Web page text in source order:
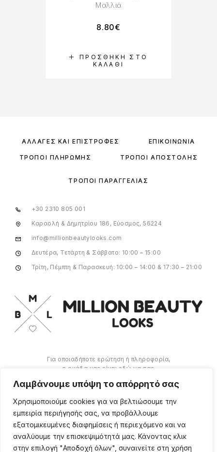
Λαμβάνουμε υπόψη το απόρρητό σας
Χρησιμοποιούμε cookies για να βελτιώσουμε την
εμπειρία περιήγησής σας, να προβάλλουμε
εξατομικευμένες διαφημίσεις ή περιεχόμενο και να
αναλύουμε την επισκεψιμότητά μας. Κάνοντας κλικ
στην επιλογή "Αποδοχή όλων", συναινείτε στη χρήση
ΠΡΟΣΘΉΚΗ ΣΤΟ
ΚΑΛΆΘΙ
Μαλλιά
8.80€
ΑΛΛΑΓΈΣ ΚΑΙ ΕΠΙΣΤΡΟΦΈΣ ΕΠΙΚΟΙΝΩΝΊΑ
ΤΡΌΠΟΙ ΠΛΗΡΩΜΉΣ ΤΡΌΠΟΙ ΑΠΟΣΤΟΛΉΣ
ΤΡΌΠΟΙ ΠΑΡΑΓΓΕΛΊΑΣ
+30 2310 805 001
Καραολή & Δημητρίου 186, Εύοσμος, 56224
info@millionbeautylooks.com
Δευτέρα, Τετάρτη & Σάββατο: 10:00 – 15:00
Τρίτη, Πέμπτη & Παρασκευή: 10:00 – 14:00 & 17:30 – 21:00
Για οποιαδήποτε ερώτηση ή πληροφορία,
η ομάδα μας είναι εδώ να σας
βοηθήσουμε.
ΠΕΡΙΣΣΌΤΕΡΑ